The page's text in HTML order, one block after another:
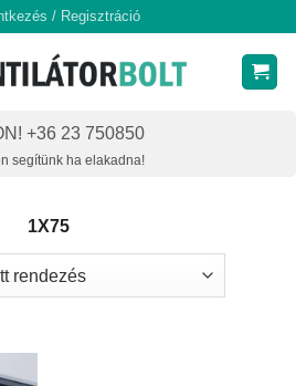
/ Regisztráció
+36 23 750850
segítünk ha elakadna!
1X75